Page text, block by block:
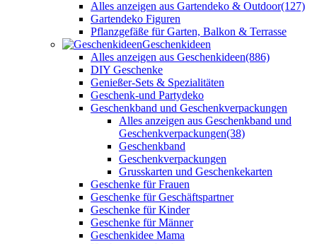
Alles anzeigen aus Gartendeko & Outdoor(127)
Gartendeko Figuren
Pflanzgefäße für Garten, Balkon & Terrasse
Geschenkideen
Alles anzeigen aus Geschenkideen(886)
DIY Geschenke
Genießer-Sets & Spezialitäten
Geschenk-und Partydeko
Geschenkband und Geschenkverpackungen
Alles anzeigen aus Geschenkband und
Geschenkverpackungen(38)
Geschenkband
Geschenkverpackungen
Grusskarten und Geschenkekarten
Geschenke für Frauen
Geschenke für Geschäftspartner
Geschenke für Kinder
Geschenke für Männer
Geschenkidee Mama